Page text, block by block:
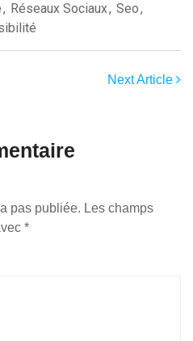
, Réseaux Sociaux, Seo,
Next Article
pas publiée. Les champs
*